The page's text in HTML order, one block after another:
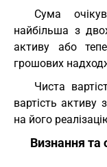
Сума
найбільша з
активу або
грошових
Чиста
вартість активу
на його
Визнання та